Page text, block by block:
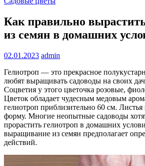
Как правильно
из семян в домашних
02.01.2023 admin
Гелиотроп — это прекрасное
любят выращивать садоводы на своих
Соцветия у этого цветочка розовые,
Цветок обладает чудесным медовым
гелиотроп приблизительно 60 см.
форму. Многие неопытные садоводы
прорастить гелиотроп в домашних
выращивание из семян предполагает
действий.